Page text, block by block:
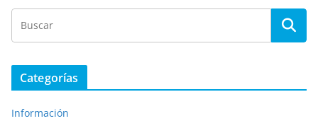
Categorías
Información